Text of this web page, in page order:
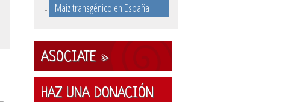
Maiz transgénico en España
ASOCIATE »
HAZ UNA DONACIÓN